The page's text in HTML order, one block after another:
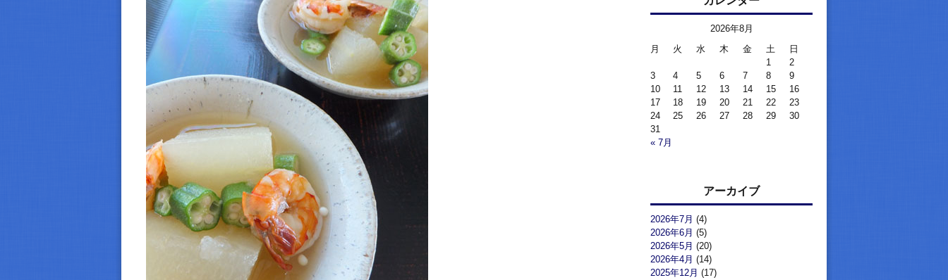
2026年8月
月
火 水 木 金 土 日
« 7月
1
2
3
4 5 6 7 8
9
10
11 12 13 14 15
16
17
18 19 20 21 22
23
24
25 26 27 28 29
30
31
アーカイブ
2026年7月 (4)
2026年6月 (5)
2026年5月 (20)
2026年4月 (14)
2025年12月 (17)